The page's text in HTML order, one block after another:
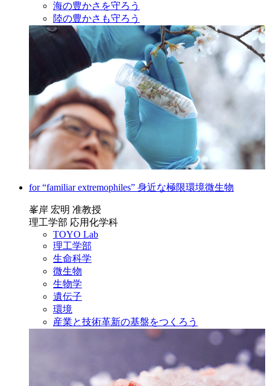
海の豊かさを守ろう
陸の豊かさも守ろう
for “familiar extremophiles” 身近な極限環境微生物
峯岸 宏明 准教授
理工学部 応用化学科
TOYO Lab
理工学部
生命科学
微生物
生物学
遺伝子
環境
産業と技術革新の基盤をつくろう